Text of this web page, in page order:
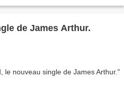
de James Arthur.